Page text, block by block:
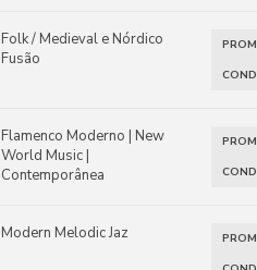
Folk / Medieval e Nórdico
Fusão
Flamenco Moderno | New
World Music |
Contemporânea
Modern Melodic Jaz